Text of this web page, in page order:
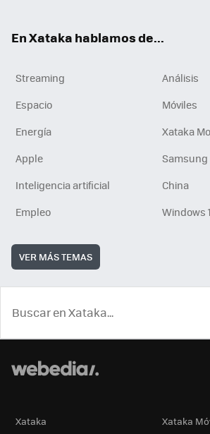
En Xataka hablamos de...
Streaming
Análisis
Espacio
Móviles
Energía
Xataka
Apple
Samsung
Inteligencia artificial
China
Empleo
Windows
VER MÁS TEMAS
Xataka Xataka